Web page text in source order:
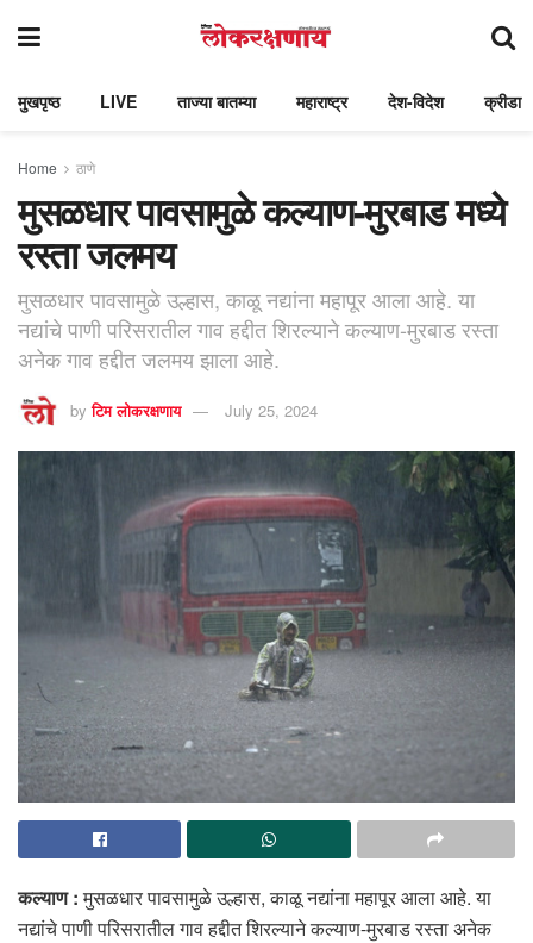
मुखपृष्ठ LIVE ताज्या बातम्या महाराष्ट्र देश-विदेश क्रीडा
Home ठाणे
मुसळधार पावसामुळे कल्याण-मुरबाड मध्ये
रस्ता जलमय
मुसळधार पावसामुळे उल्हास, काळू नद्यांना महापूर आला आहे. या
नद्यांचे पाणी परिसरातील गाव हद्दीत शिरल्याने कल्याण-मुरबाड रस्ता
अनेक गाव हद्दीत जलमय झाला आहे.
by टिम लोकरक्षणाय July 25, 2024
कल्याण :मुसळधार पावसामुळे उल्हास, काळू नद्यांना महापूर आला आहे. या
नद्यांचे पाणी परिसरातील गाव हद्दीत शिरल्याने कल्याण-मुरबाड रस्ता अनेक